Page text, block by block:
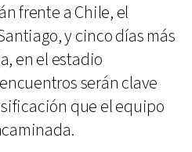
frente a Chile, el
y cinco días más
en el estadio
serán clave
que el equipo